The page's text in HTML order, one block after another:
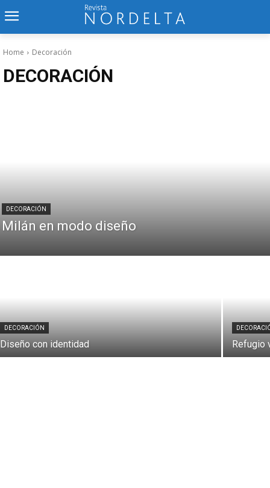
Home Decoración
DECORACIÓN
DECORACIÓN
Milán en modo diseño
DECORACIÓN
Diseño con identidad Refugio